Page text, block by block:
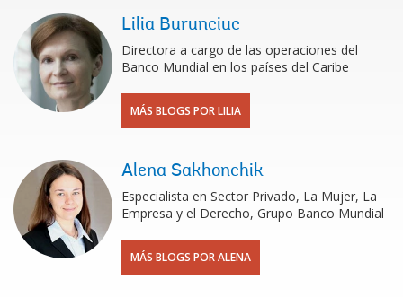
Lilia Burunciuc
Directora a cargo de las operaciones del
Banco Mundial en los países del Caribe
MÁS BLOGS POR LILIA
Alena Sakhonchik
Especialista en Sector Privado, La Mujer, La
Empresa y el Derecho, Grupo Banco Mundial
MÁS BLOGS POR ALENA